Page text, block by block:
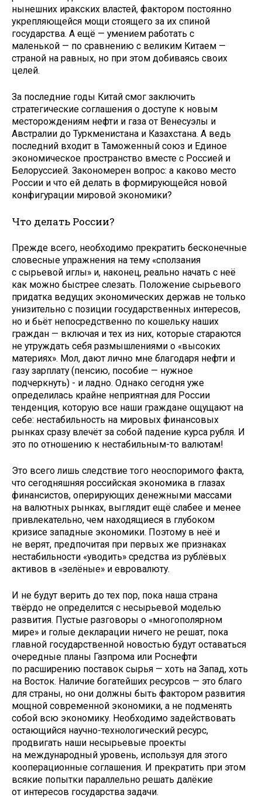
нынешних иракских властей, фактором постоянно
укрепляющейся мощи стоящего за их спиной
государства. А ещё — умением работать с
маленькой — по сравнению с великим Китаем —
страной на равных, но при этом добиваясь своих
целей.
За последние годы Китай смог заключить
стратегические соглашения о доступе к новым
месторождениям нефти и газа от Венесуэлы и
Австралии до Туркменистана и Казахстана. А ведь
последний входит в Таможенный союз и Единое
экономическое пространство вместе с Россией и
Белоруссией. Закономерен вопрос: а каково место
России и что ей делать в формирующейся новой
конфигурации мировой экономики?
Что делать России?
Прежде всего, необходимо прекратить бесконечные
словесные упражнения на тему «сползания
с сырьевой иглы» и, наконец, реально начать с неё
как можно быстрее слезать. Положение сырьевого
придатка ведущих экономических держав не только
унизительно с позиции государственных интересов,
но и бьёт непосредственно по кошельку наших
граждан — включая и тех из них, которые стараются
не утруждать себя размышлениями о «высоких
материях». Мол, дают лично мне благодаря нефти и
газу зарплату (пенсию, пособие — нужное
подчеркнуть) - и ладно. Однако сегодня уже
определилась крайне неприятная для России
тенденция, которую все наши граждане ощущают на
себе: нестабильность на мировых финансовых
рынках сразу влечёт за собой падение курса рубля. И
это по отношению к не­стабильным-то валютам!
Это всего лишь следствие того неоспоримого факта,
что сегодняшняя российская экономика в глазах
финансистов, оперирующих денежными массами
на валютных рынках, выглядит ещё слабее и менее
привлекательно, чем находящиеся в глубоком
кризисе западные экономики. Поэтому в неё и
не верят, предпочитая при первых же признаках
нестабильности «уводить» средства из рублёвых
активов в «зелёные» и евровалюту.
И не будут верить до тех пор, пока наша страна
твёрдо не определится с несырьевой моделью
развития. Пустые разговоры о «многополярном
мире» и голые декларации ничего не решат, пока
главной государственной новостью будут оставаться
очередные планы Газпрома или Роснефти
по расширению поставок сырья — хоть на Запад, хоть
на Восток. Наличие богатейших ресурсов — это благо
для страны, но они должны быть фактором развития
мощной современной экономики, а не подменять
собой всю экономику. Необходимо задействовать
остающийся научно-технологический ресурс,
продвигать наши несырьевые проекты
на международный уровень, используя для этого
кооперационные соглашения. И ­прекратить при этом
всякие попытки параллельно решать далёкие
от интересов государства задачи.